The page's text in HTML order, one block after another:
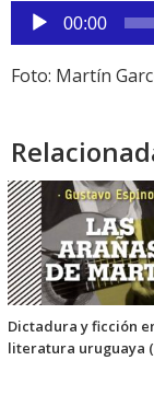
Reproductor
de
audio
00:00
Foto: Martín
Dictadura y ficción
literatura uruguaya